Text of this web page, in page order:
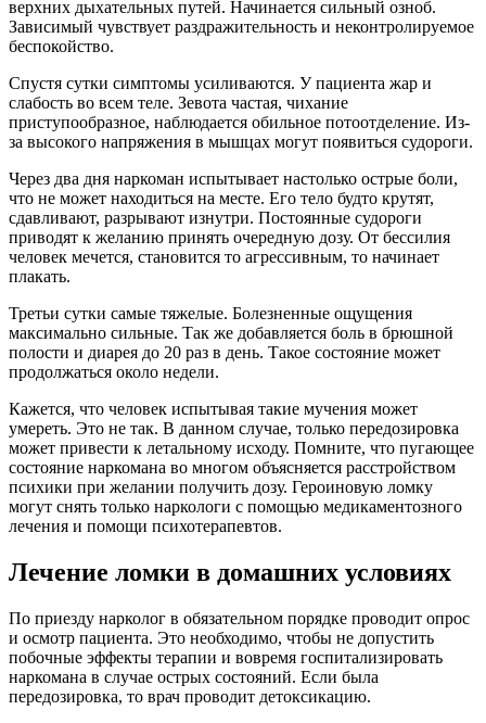
верхних дыхательных путей. Начинается сильный озноб.
Зависимый чувствует раздражительность и неконтролируемое
беспокойство.
Спустя сутки симптомы усиливаются. У пациента жар и
слабость во всем теле. Зевота частая, чихание
приступообразное, наблюдается обильное потоотделение. Из-
за высокого напряжения в мышцах могут появиться судороги.
Через два дня наркоман испытывает настолько острые боли,
что не может находиться на месте. Его тело будто крутят,
сдавливают, разрывают изнутри. Постоянные судороги
приводят к желанию принять очередную дозу. От бессилия
человек мечется, становится то агрессивным, то начинает
плакать.
Третьи сутки самые тяжелые. Болезненные ощущения
максимально сильные. Так же добавляется боль в брюшной
полости и диарея до 20 раз в день. Такое состояние может
продолжаться около недели.
Кажется, что человек испытывая такие мучения может
умереть. Это не так. В данном случае, только передозировка
может привести к летальному исходу. Помните, что пугающее
состояние наркомана во многом объясняется расстройством
психики при желании получить дозу. Героиновую ломку
могут снять только наркологи с помощью медикаментозного
лечения и помощи психотерапевтов.
Лечение ломки в домашних условиях
По приезду нарколог в обязательном порядке проводит опрос
и осмотр пациента. Это необходимо, чтобы не допустить
побочные эффекты терапии и вовремя госпитализировать
наркомана в случае острых состояний. Если была
передозировка, то врач проводит детоксикацию.